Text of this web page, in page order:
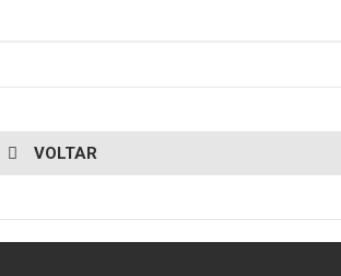
VOLTAR